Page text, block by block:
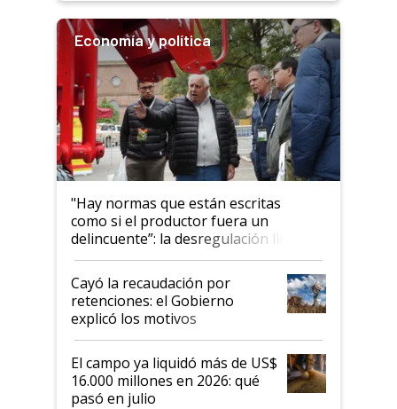
Economía y política
"Hay normas que están escritas
como si el productor fuera un
delincuente”: la desregulación llegó
al Congreso Aapresid y hasta se
habló del financiamiento al IPCVA
Cayó la recaudación por
retenciones: el Gobierno
explicó los motivos
El campo ya liquidó más de US$
16.000 millones en 2026: qué
pasó en julio